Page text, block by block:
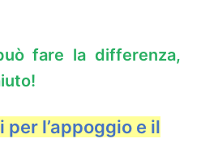
fare la differenza,
l’appoggio e il